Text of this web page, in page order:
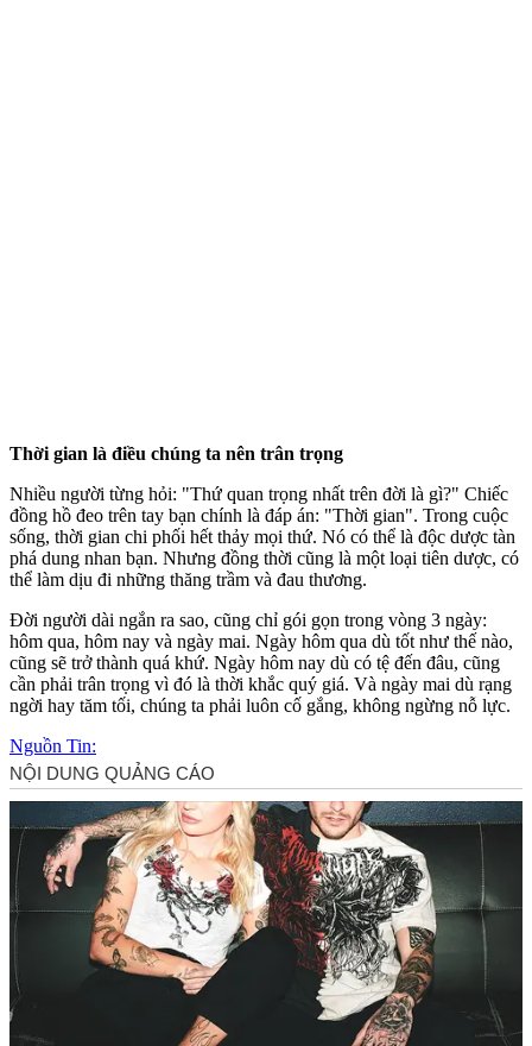
Thời gian là điều chúng ta nên trân trọng
Nhiều người từng hỏi: "Thứ quan trọng nhất trên đời là gì?" Chiếc
đồng hồ đeo trên tay bạn chính là đáp án: "Thời gian". Trong cuộc
sống, thời gian chi phối hết thảy mọi thứ. Nó có thể là độc dược tàn
phá dung nhan bạn. Nhưng đồng thời cũng là một loại tiên dược, có
thể làm dịu đi những thăng trầm và đau thương.
Đời người dài ngắn ra sao, cũng chỉ gói gọn trong vòng 3 ngày:
hôm qua, hôm nay và ngày mai. Ngày hôm qua dù tốt như thế nào,
cũng sẽ trở thành quá khứ. Ngày hôm nay dù có tệ đến đâu, cũng
cần phải trân trọng vì đó là thời khắc quý giá. Và ngày mai dù rạng
ngời hay tăm tối, chúng ta phải luôn cố gắng, không ngừng nỗ lực.
Nguồn Tin: